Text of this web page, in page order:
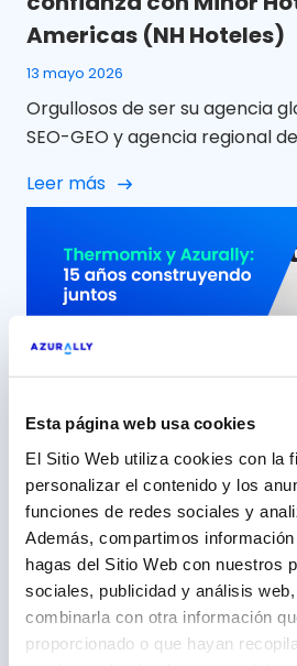
Esta página web usa cookies
El Sitio Web utiliza cookies con la
personalizar el contenido y los
funciones de redes sociales y
Además, compartimos
hagas del Sitio Web con nuestros
sociales, publicidad y análisis
combinarla con otra información
proporcionado o que hayan
Americas (NH Hoteles)
13 mayo 2026
Orgullosos de ser su agencia
SEO-GEO y agencia regional
Minor Hotels Europe &
relación que, con el paso del
más allá de un proyecto
en una alianza sólida, cercana
Leer más
15 años construyendo
Thermomix, una marca
5 mayo 2026
Azurally, más de una década
estratégico de Vorwerk
el tiempo, hay relaciones